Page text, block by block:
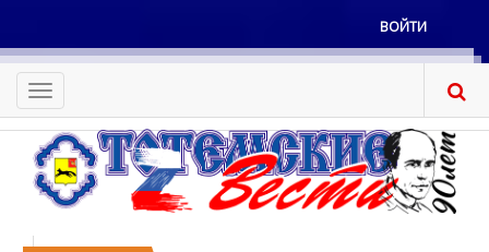
основному
содержанию
Меню
учётной
записи
пользователя
ВОЙТИ
Toggle
navigation